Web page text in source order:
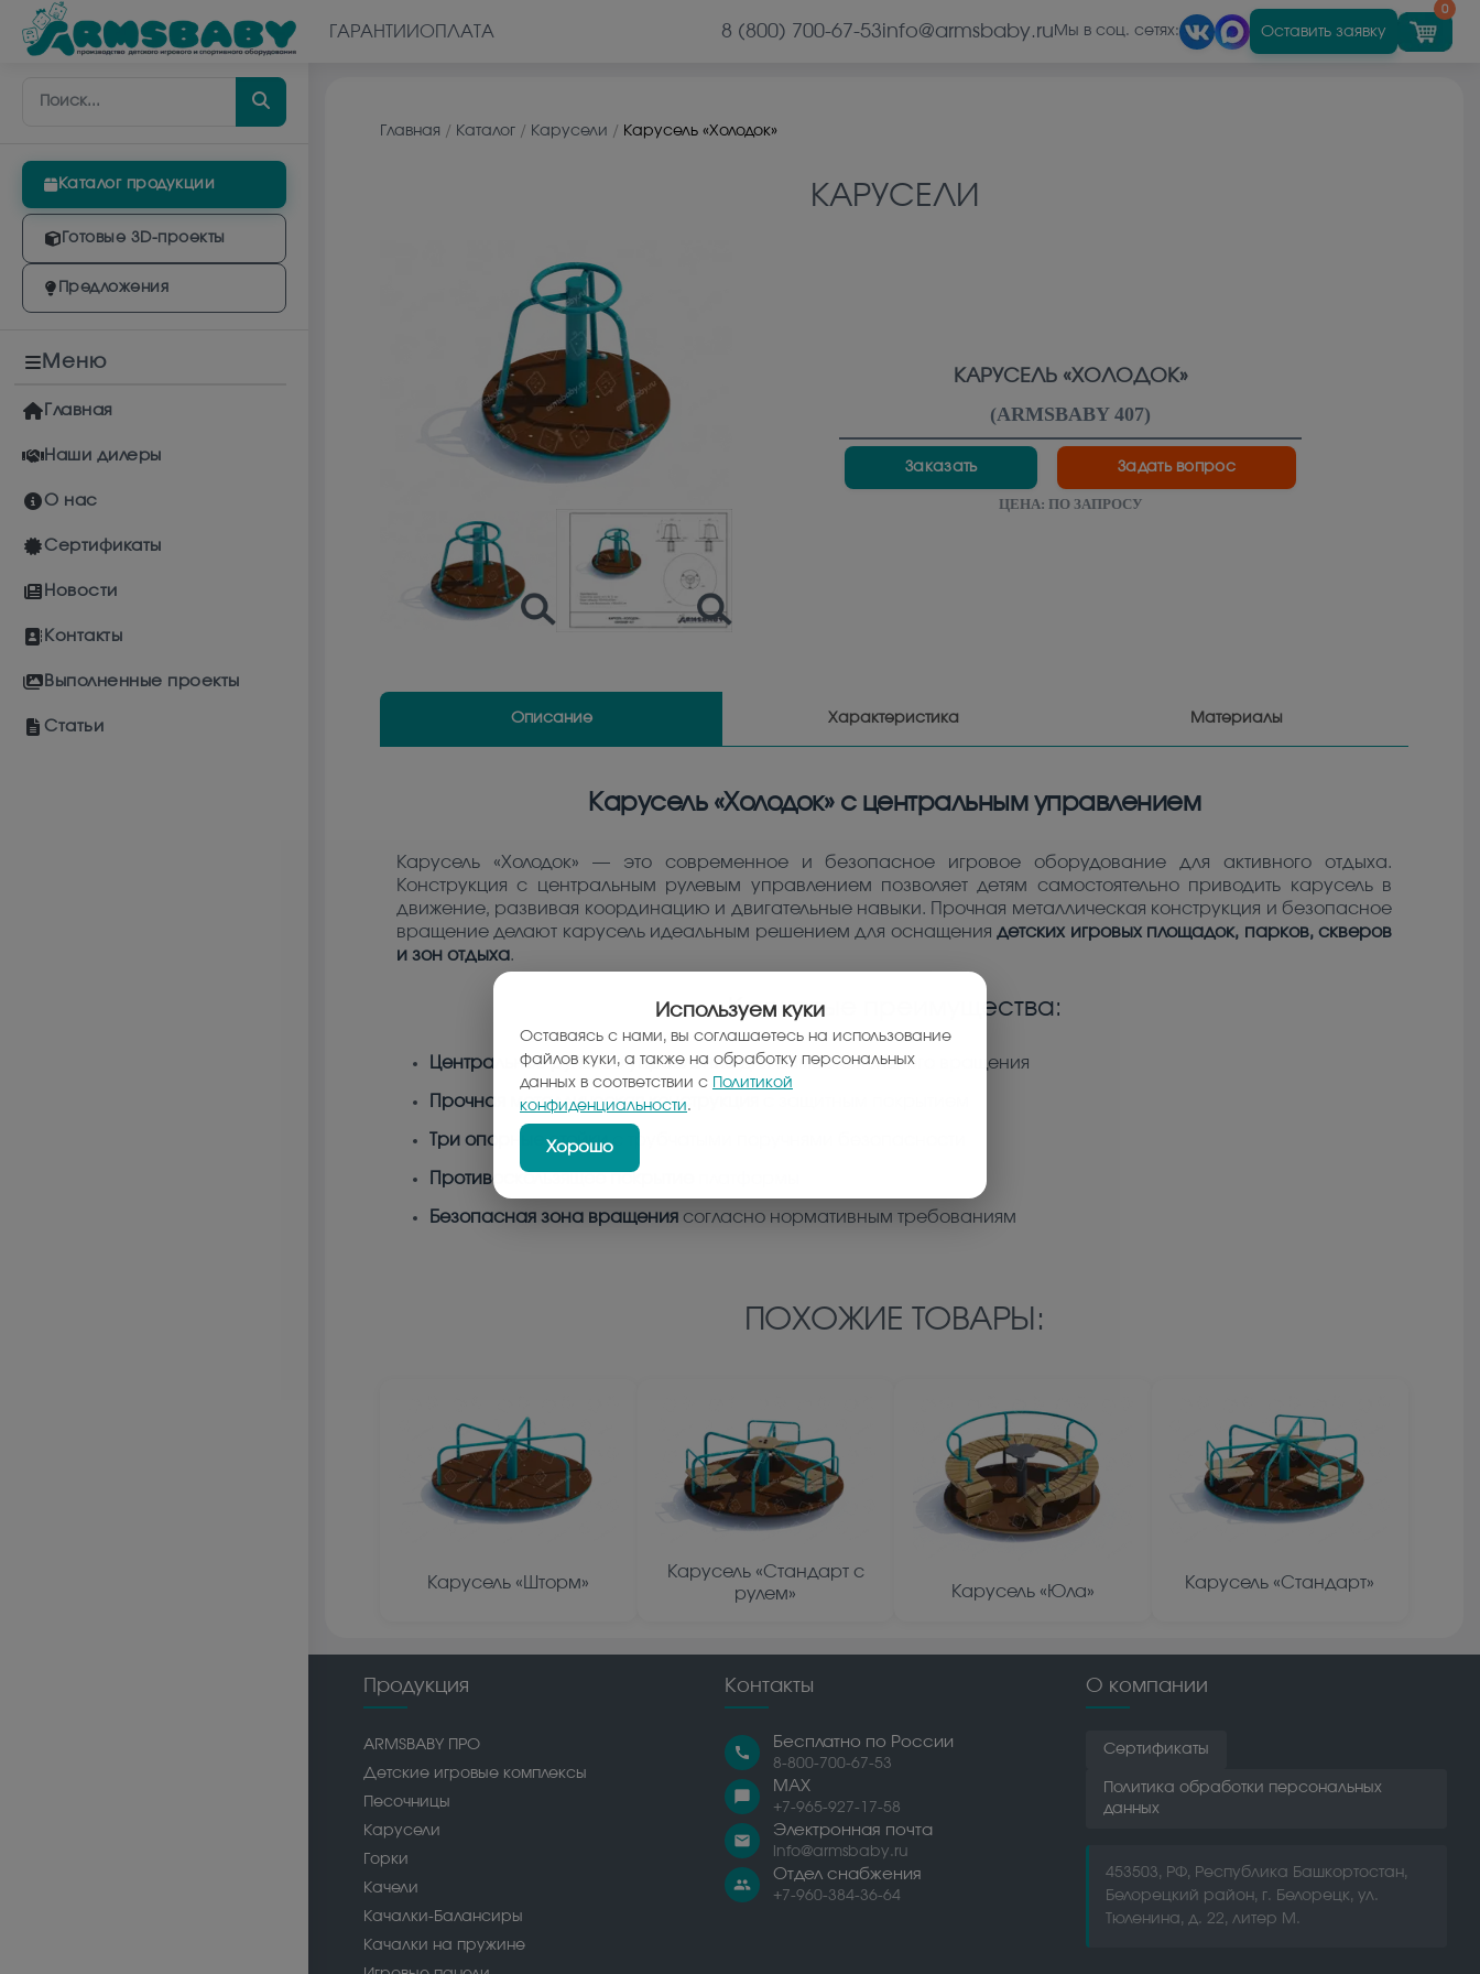
Каталог продукции
Готовые 3D-проекты
Предложения
Меню
Главная
Наши дилеры
О нас
Сертификаты
Новости
Контакты
Выполненные проекты
Статьи
ГАРАНТИИОПЛАТА 8 (800) 700-67-53info@armsbaby.ru Мы в соц. сетях: Оставить заявку
0
Главная / Каталог / Карусели / Карусель «Холодок»
КАРУСЕЛИ
КАРУСЕЛЬ «ХОЛОДОК»
(ARMSBABY 407)
Заказать Задать вопрос
ЦЕНА: ПО ЗАПРОСУ
Описание Характеристика Материалы
Карусель «Холодок» с центральным управлением
Карусель «Холодок» — это современное и безопасное игровое оборудование для активного отдыха.
Конструкция с центральным рулевым управлением позволяет детям самостоятельно приводить карусель в
движение, развивая координацию и двигательные навыки. Прочная металлическая конструкция и безопасное
вращение делают карусель идеальным решением для оснащениядетских игровых площадок, парков, скверов
и зон отдыха.
Ключевые преимущества:
Центральное рулевое управлениедля самостоятельного вращения
Прочная металлическая конструкция
Три опорные стойкис трубчатыми поручнями безопасности
Противоскользящее покрытие
Безопасная зона вращения согласно нормативным требованиям
ПОХОЖИЕ ТОВАРЫ:
Карусель «Шторм»
Карусель «Стандарт с
рулем»
Карусель «Юла» Карусель «Стандарт»
Продукция
ARMSBABY ПРО
Детские игровые комплексы
Песочницы
Карусели
Горки
Качели
Качалки-Балансиры
Качалки на пружине
Контакты
call
Бесплатно по России
8-800-700-67-53
chat_bubble
MAX
+7-965-927-17-58
email
Электронная почта
info@armsbaby.ru
people
Отдел снабжения
+7-960-384-36-64
О компании
Сертификаты
Политика обработки персональных
данных
453503, РФ, Республика Башкортостан,
Белорецкий район, г. Белорецк, ул.
Тюленина, д. 22, литер М.
Используем куки
Оставаясь с нами, вы соглашаетесь на использование
файлов куки, а также на обработку персональных
данных в соответствии с Политикой
конфиденциальности.
Хорошо